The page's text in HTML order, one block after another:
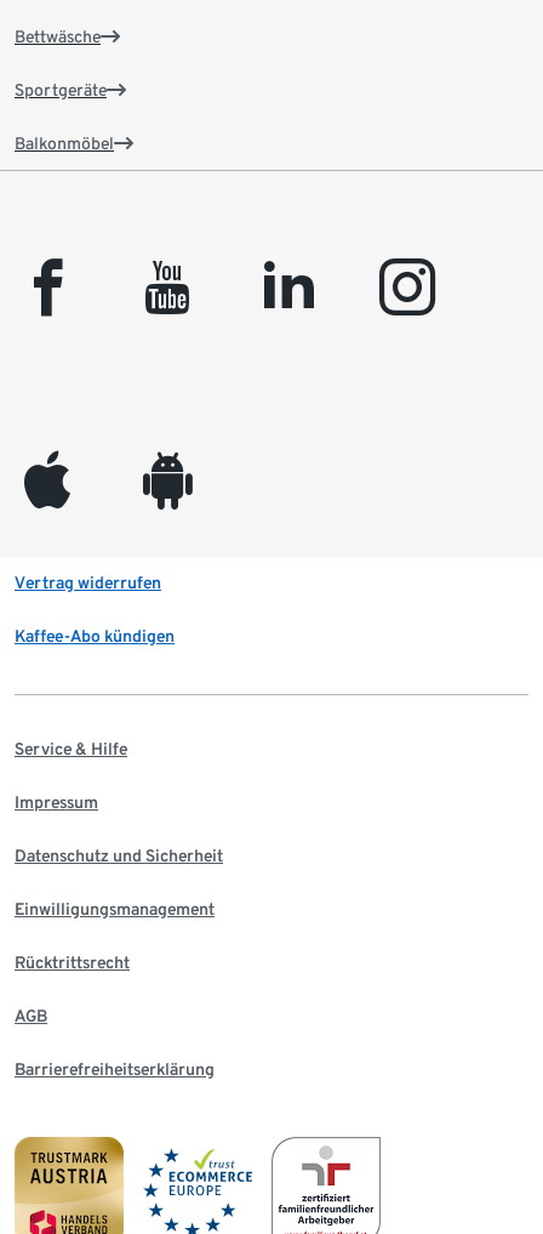
Bettwäsche
Sportgeräte
Balkonmöbel
facebook youtube linkedin instagram
appleinc android
Vertrag widerrufen
Kaffee-Abo kündigen
Service & Hilfe
Impressum
Datenschutz und Sicherheit
Einwilligungsmanagement
Rücktrittsrecht
AGB
Barrierefreiheitserklärung